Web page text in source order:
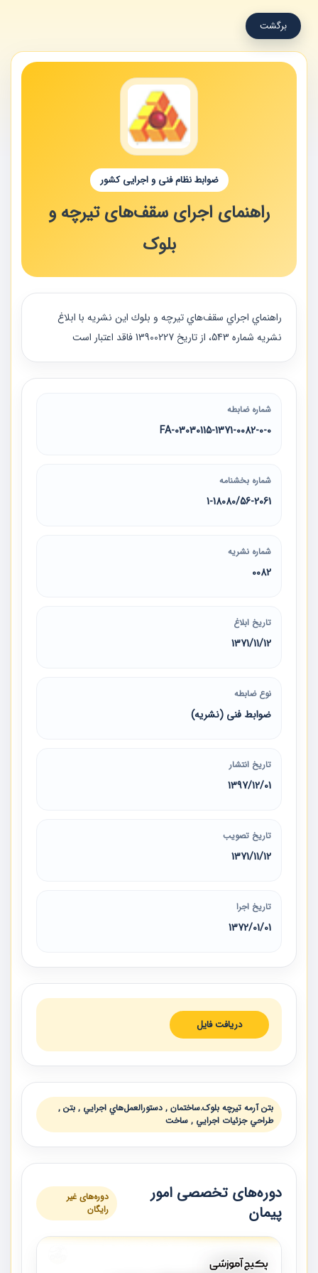
برگشت
ضوابط نظام فنی و اجرایی کشور
راهنمای اجرای سقف‌های تیرچه و
بلوک
راهنماي اجراي سقف‌هاي تيرچه و بلوك اين نشريه با ابلاغ
نشريه شماره 543، از تاريخ 13900227 فاقد اعتبار است
شماره ضابطه
03030115-1371-0082-0-0-FA
شماره بخشنامه
1-18080/56-2061
شماره نشریه
0082
تاریخ ابلاغ
1371/11/12
نوع ضابطه
ضوابط فنی (نشریه)
تاریخ انتشار
1397/12/01
تاریخ تصویب
1371/11/12
تاریخ اجرا
1372/01/01
دریافت فایل
بتن آرمه تيرچه بلوک.ساختمان , دستورالعمل‌هاي اجرايي , بتن ,
طراحي جزئيات اجرايي , ساخت
دوره‌های تخصصی امور
پیمان
دوره‌های غیر
رایگان